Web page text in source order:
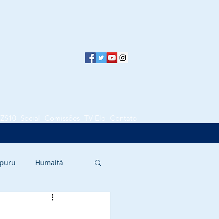
Social Comissões TV Elo Contato
Humaitá